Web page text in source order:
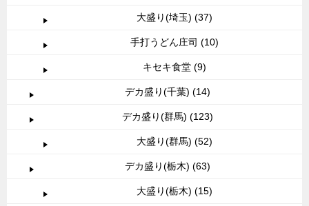
大盛り(埼玉) (37)
手打うどん庄司 (10)
キセキ食堂 (9)
デカ盛り(千葉) (14)
デカ盛り(群馬) (123)
大盛り(群馬) (52)
デカ盛り(栃木) (63)
大盛り(栃木) (15)